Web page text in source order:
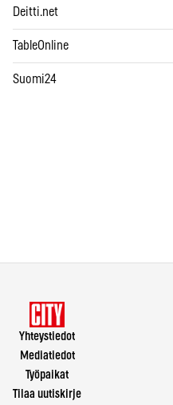
Deitti.net
TableOnline
Suomi24
Yhteystiedot
Mediatiedot
Työpaikat
Tilaa uutiskirje